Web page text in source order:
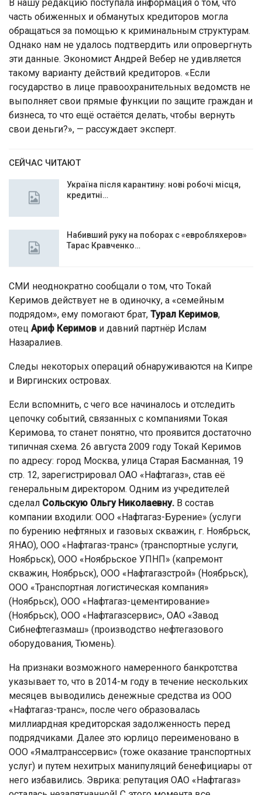
В нашу редакцию поступала информация о том, что
часть обиженных и обманутых кредиторов могла
обращаться за помощью к криминальным структурам.
Однако нам не удалось подтвердить или опровергнуть
эти данные. Экономист Андрей Вебер не удивляется
такому варианту действий кредиторов. «Если
государство в лице правоохранительных ведомств не
выполняет свои прямые функции по защите граждан и
бизнеса, то что ещё остаётся делать, чтобы вернуть
свои деньги?», — рассуждает эксперт.
СЕЙЧАС ЧИТАЮТ
Україна після карантину: нові робочі місця,
кредитні…
Набивший руку на поборах с «евробляхеров»
Тарас Кравченко…
СМИ неоднократно сообщали о том, что Токай
Керимов действует не в одиночку, а «семейным
подрядом», ему помогают брат, Турал Керимов,
отец Ариф Керимов и давний партнёр Ислам
Назаралиев.
Следы некоторых операций обнаруживаются на Кипре
и Виргинских островах.
Если вспомнить, с чего все начиналось и отследить
цепочку событий, связанных с компаниями Токая
Керимова, то станет понятно, что проявится достаточно
типичная схема. 26 августа 2009 году Токай Керимов
по адресу: город Москва, улица Старая Басманная, 19
стр. 12, зарегистрировал ОАО «Нафтагаз», став её
генеральным директором. Одним из учредителей
сделал Сольскую Ольгу Николаевну. В состав
компании входили: ООО «Нафтагаз-Бурение» (услуги
по бурению нефтяных и газовых скважин, г. Ноябрьск,
ЯНАО), ООО «Нафтагаз-транс» (транспортные услуги,
Ноябрьск), ООО «Ноябрьское УПНП» (капремонт
скважин, Ноябрьск), ООО «Нафтагазстрой» (Ноябрьск),
ООО «Транспортная логистическая компания»
(Ноябрьск), ООО «Нафтагаз-цементирование»
(Ноябрьск), ООО «Нафтагазсервис», ОАО «Завод
Сибнефтегазмаш» (производство нефтегазового
оборудования, Тюмень).
На признаки возможного намеренного банкротства
указывает то, что в 2014-м году в течение нескольких
месяцев выводились денежные средства из ООО
«Нафтагаз-транс», после чего образовалась
миллиардная кредиторская задолженность перед
подрядчиками. Далее это юрлицо переименовано в
ООО «Ямалтранссервис» (тоже оказание транспортных
услуг) и путем нехитрых манипуляций бенефициары от
него избавились. Эврика: репутация ОАО «Нафтагаз»